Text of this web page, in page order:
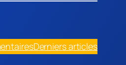
Derniers articles